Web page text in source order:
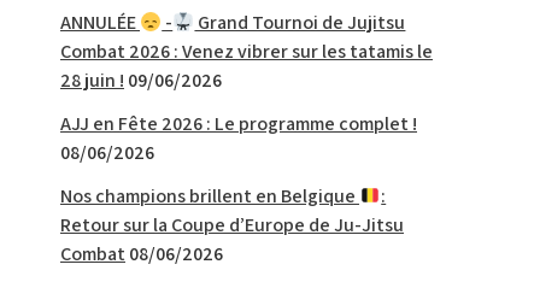
ANNULÉE
-
Grand Tournoi de Jujitsu
Combat 2026 : Venez vibrer sur les tatamis le
28 juin ! 09/06/2026
AJJ en Fête 2026 : Le programme complet !
08/06/2026
Nos champions brillent en Belgique
:
Retour sur la Coupe d’Europe de Ju-Jitsu
Combat 08/06/2026